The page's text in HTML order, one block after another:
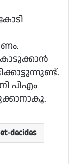
പിഎം
decides